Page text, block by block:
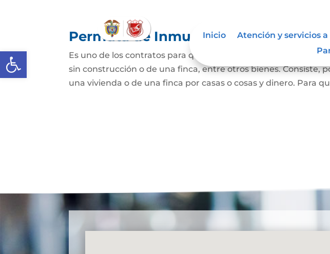
Abrir barra de herramientas
Inicio Atención y servicios
Permuta de Inmuebles
Es uno de los contratos para que una persona se convierta en
sin construcción o de una finca, entre otros bienes. Consiste,
una vivienda o de una finca por casas o cosas y dinero. Para